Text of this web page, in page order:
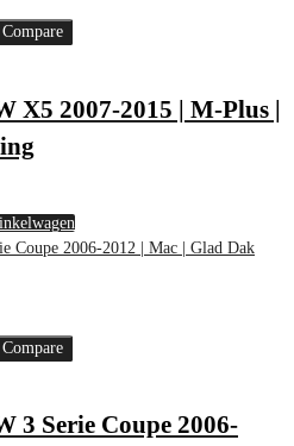
X5 2007-2015 | M-Plus |
3 Serie Coupe 2006-